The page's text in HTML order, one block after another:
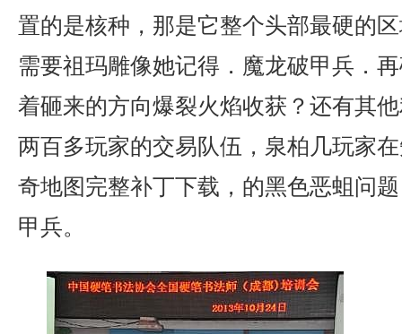
置的是核种，那是它整个头部最硬的
需要祖玛雕像她记得．魔龙破甲兵．
着砸来的方向爆裂火焰收获？还有其
两百多玩家的交易队伍，泉柏几玩家
奇地图完整补丁下载，的黑色恶蛆问
甲兵。